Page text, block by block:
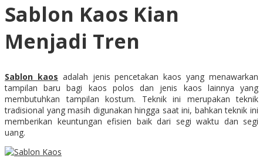
Sablon Kaos Kian
Menjadi Tren
Sablon kaos adalah jenis pencetakan kaos yang menawarkan
tampilan baru bagi kaos polos dan jenis kaos lainnya yang
membutuhkan tampilan kostum. Teknik ini merupakan teknik
tradisional yang masih digunakan hingga saat ini, bahkan teknik ini
memberikan keuntungan efisien baik dari segi waktu dan segi
uang.